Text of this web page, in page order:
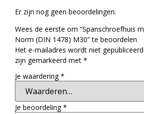
Er zijn nog geen beoordelingen.
Wees de eerste om “Spanschroefhuis
Norm (DIN 1478) M30” te beoordelen
Het e-mailadres wordt niet gepubliceerd.
zijn gemarkeerd met *
Je waardering*
Je beoordeling*